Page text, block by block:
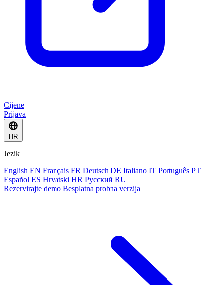
Cijene
Prijava
HR
Jezik
English EN Français FR Deutsch DE Italiano IT Português PT
Español ES Hrvatski HR Русский RU
Rezervirajte demo Besplatna probna verzija